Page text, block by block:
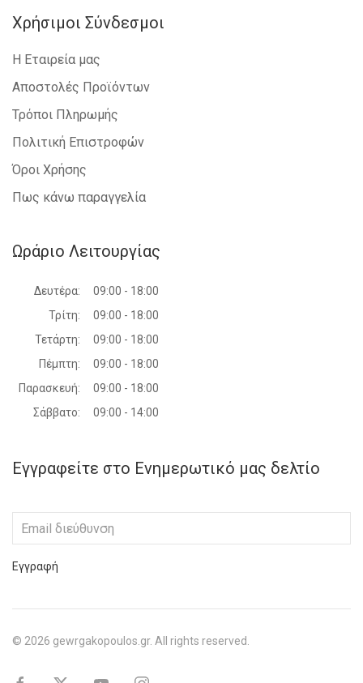
Χρήσιμοι Σύνδεσμοι
Η Εταιρεία μας
Αποστολές Προϊόντων
Τρόποι Πληρωμής
Πολιτική Επιστροφών
Όροι Χρήσης
Πως κάνω παραγγελία
Ωράριο Λειτουργίας
Δευτέρα:
09:00 - 18:00
Τρίτη:
09:00 - 18:00
Τετάρτη:
09:00 - 18:00
Πέμπτη:
09:00 - 18:00
Παρασκευή:
09:00 - 18:00
Σάββατο:
09:00 - 14:00
Εγγραφείτε στο Ενημερωτικό μας δελτίο
Εγγραφή
© 2026 gewrgakopoulos.gr. All rights reserved.